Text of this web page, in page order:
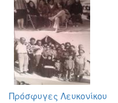
Πρόσφυγες Λευκονίκου